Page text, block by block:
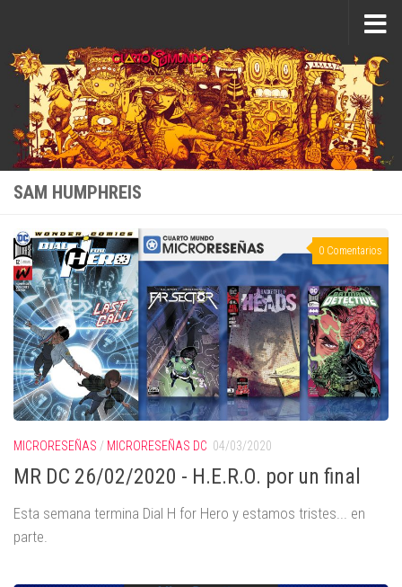
SAM HUMPHREIS
0 Comentarios
MICRORESEÑAS / MICRORESEÑAS DC 04/03/2020
MR DC 26/02/2020 - H.E.R.O. por un final
Esta semana termina Dial H for Hero y estamos tristes... en
parte.